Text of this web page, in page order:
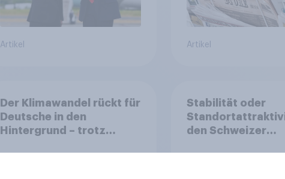
Artikel Artikel
Der Klimawandel rückt für
Deutsche in den
Hintergrund – trotz
Stabilität oder
den Schweizer